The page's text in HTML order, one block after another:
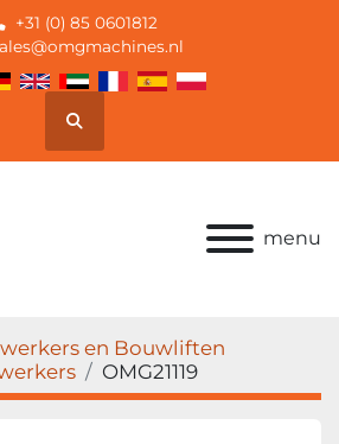
+31 (0) 85 0601812
Zoek
menu
en Bouwliften
OMG21119